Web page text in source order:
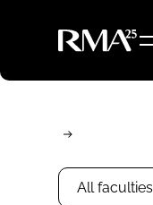
All faculties